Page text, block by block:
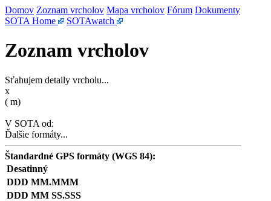
Domov Zoznam vrcholov Mapa vrcholov Fórum Dokumenty
SOTA Home
SOTAwatch
Zoznam vrcholov
Sťahujem detaily vrcholu...
x
( m)
V SOTA od:
Ďalšie formáty...
Štandardné GPS formáty (WGS 84):
Desatinný
DDD MM.MMM
DDD MM SS.SSS